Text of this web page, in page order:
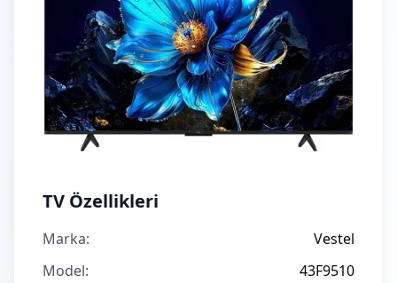
TV Özellikleri
Marka:
Vestel
Model:
43F9510